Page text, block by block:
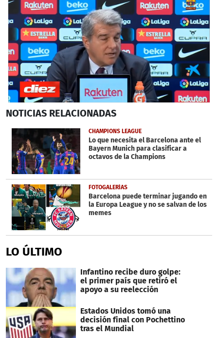
seconds
7
minutes,
seconds
NOTICIAS RELACIONADAS
CHAMPIONS LEAGUE
Lo que necesita el Barcelona ante el
Bayern Munich para clasificar a
octavos de la Champions
FOTOGALERÍAS
Barcelona puede terminar jugando en
la Europa League y no se salvan de los
memes
LO ÚLTIMO
Infantino recibe duro golpe:
el primer país que retiró el
apoyo a su reelección
Estados Unidos tomó una
decisión final con Pochettino
tras el Mundial